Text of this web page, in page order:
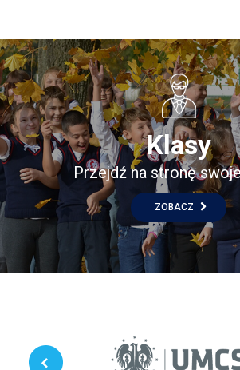
Klasy
Przejdź na stronę
ZOBACZ